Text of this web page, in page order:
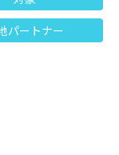
パートナー